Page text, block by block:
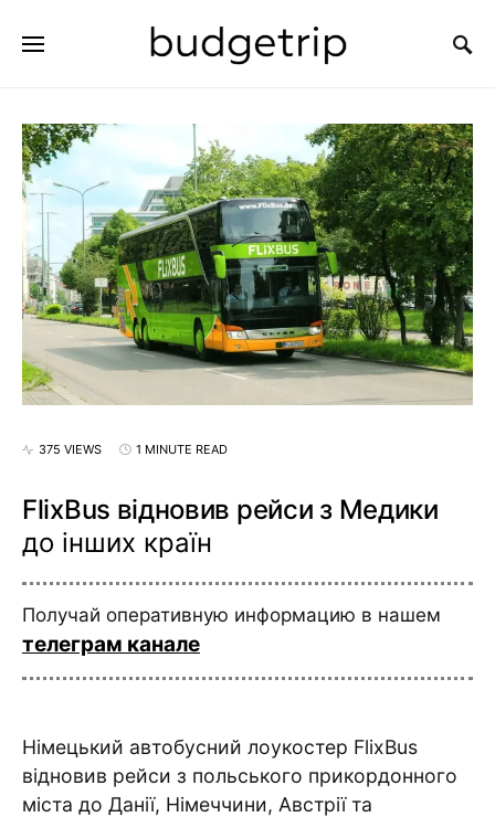
375 VIEWS 1 MINUTE READ
FlixBus відновив рейси з Медики
до інших країн
Получай оперативную информацию в нашем
телеграм канале
Німецький автобусний лоукостер FlixBus
відновив рейси з польського прикордонного
міста до Данії, Німеччини, Австрії та